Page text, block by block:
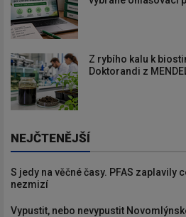
Z rybího kalu k
Doktorandi z
NEJČTENĚJŠÍ
S jedy na věčné časy. PFAS zaplavily
nezmizí
Vypustit, nebo nevypustit